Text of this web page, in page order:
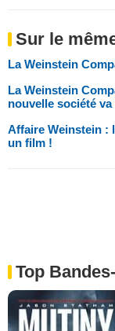
Sur le
La Weinstein
La Weinstein
nouvelle société va
Affaire Weinstein :
un film !
Top